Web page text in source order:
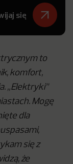
się
to
komfort,
„Elektryki”
Mogę
dla
się z
że